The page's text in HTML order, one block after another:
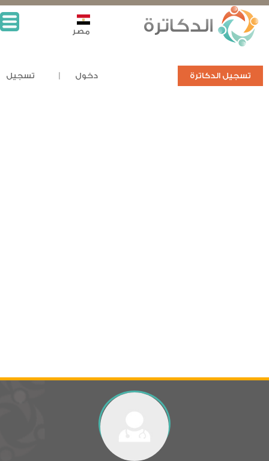
تسجيل الدكاترة دخول تسجيل
مصر